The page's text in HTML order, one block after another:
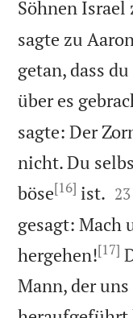
Söhnen
sagte zu
getan, dass
über es
sagte: Der
nicht. Du
böse[16] ist. 

23
gesagt: Mach
hergehen![17]
Mann, der